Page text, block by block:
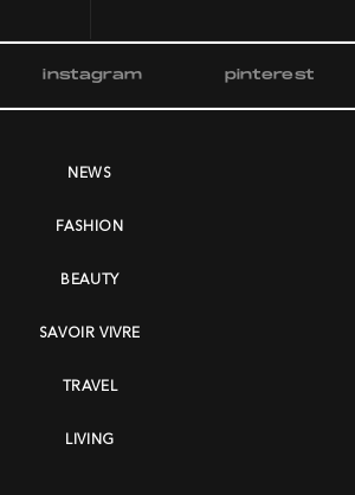
instagram pinterest
NEWS
FASHION
BEAUTY
SAVOIR VIVRE
TRAVEL
LIVING